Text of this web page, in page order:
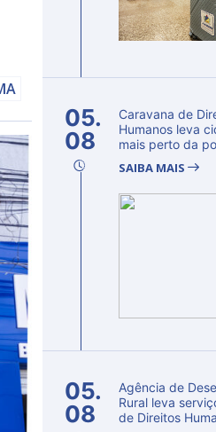
05.
08
Caravana de
Humanos leva
mais perto da
SAIBA MAIS
05.
08
Agência de
Rural leva
de Direitos